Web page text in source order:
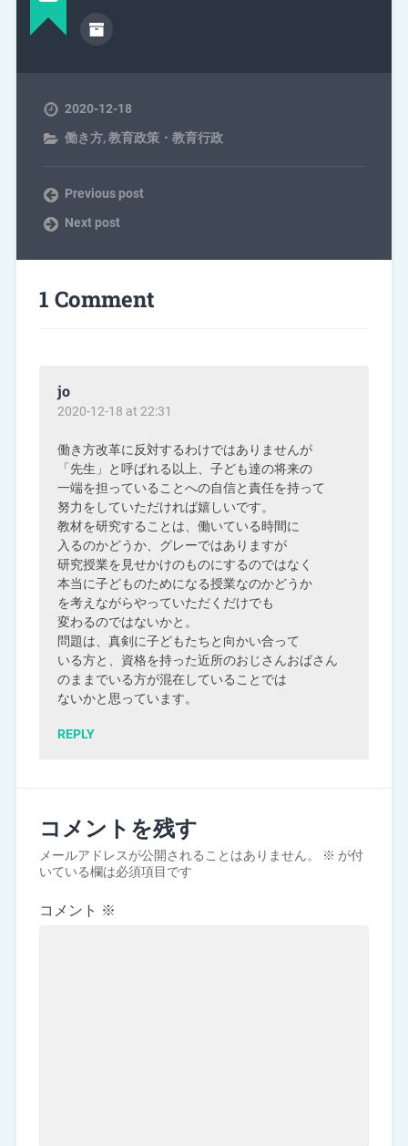
2020-12-18
働き方,教育政策・教育行政
Previous post
Next post
1 Comment
jo
2020-12-18 at 22:31
働き方改革に反対するわけではありませんが
「先生」と呼ばれる以上、子ども達の将来の
一端を担っていることへの自信と責任を持って
努力をしていただければ嬉しいです。
教材を研究することは、働いている時間に
入るのかどうか、グレーではありますが
研究授業を見せかけのものにするのではなく
本当に子どものためになる授業なのかどうか
を考えながらやっていただくだけでも
変わるのではないかと。
問題は、真剣に子どもたちと向かい合って
いる方と、資格を持った近所のおじさんおばさん
のままでいる方が混在していることでは
ないかと思っています。
REPLY
コメントを残す
メールアドレスが公開されることはありません。 ※ が付
いている欄は必須項目です
コメント ※